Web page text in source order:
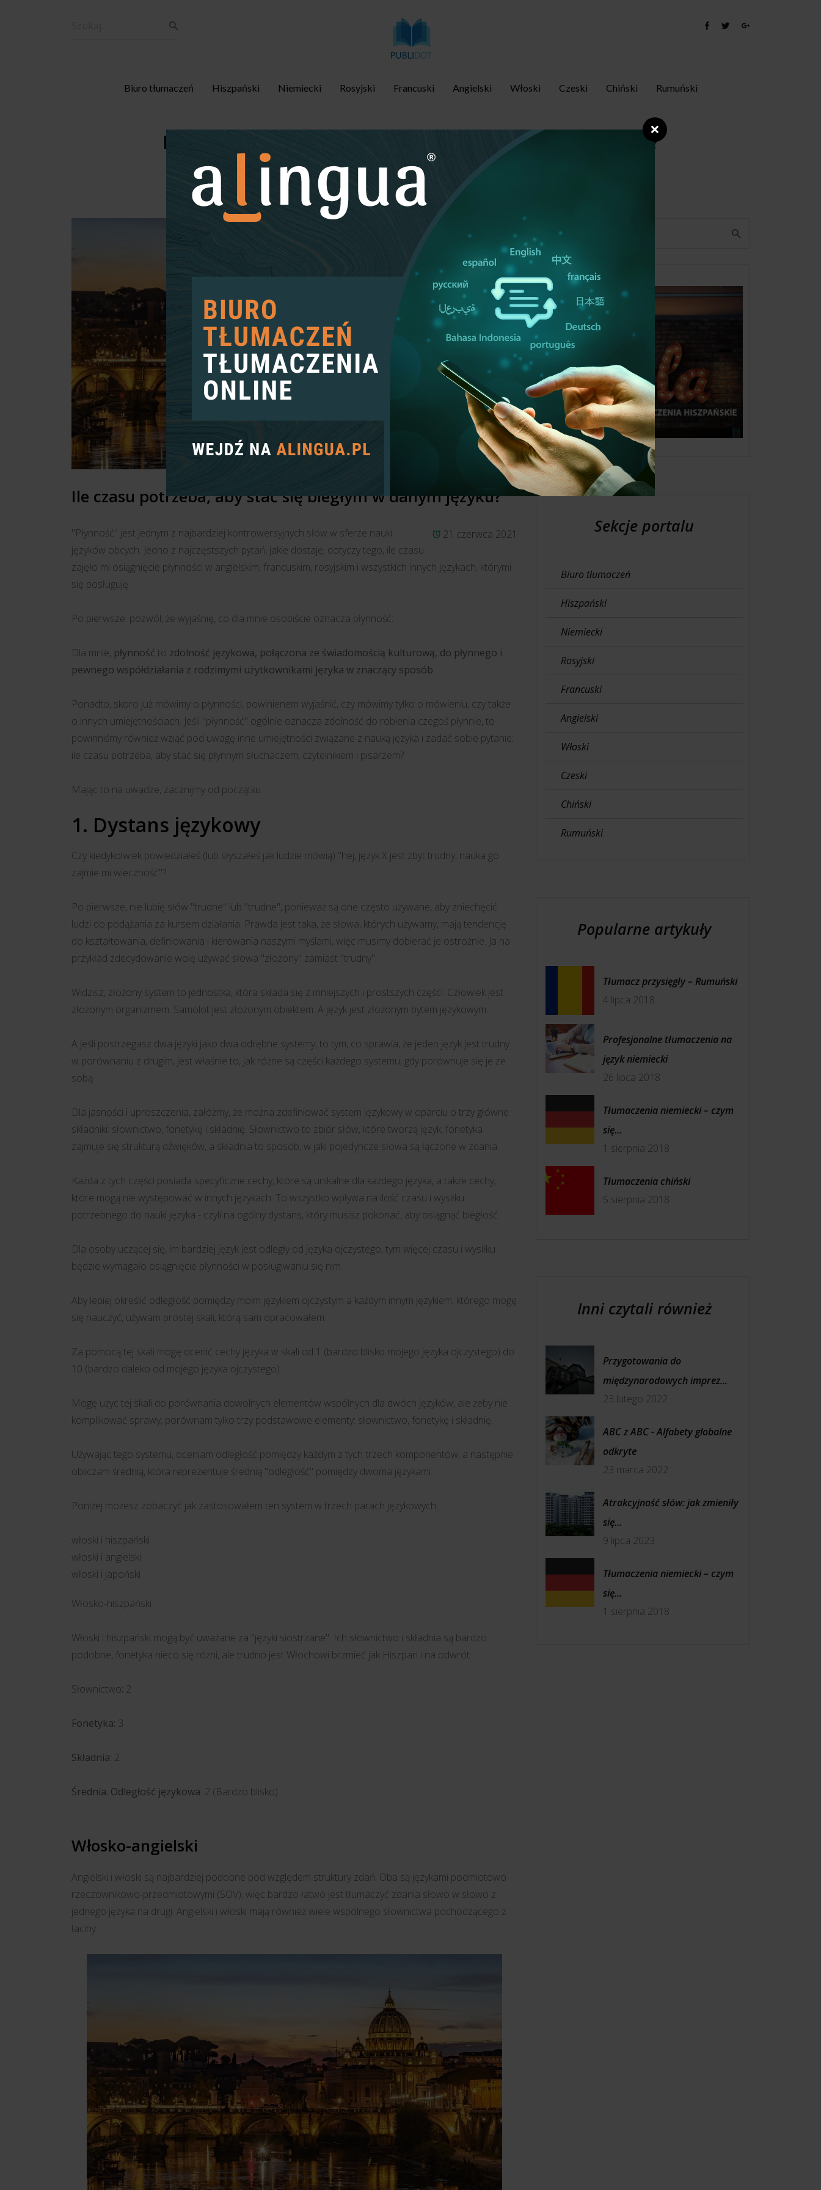
Biuro tłumaczeń Hiszpański Niemiecki Rosyjski Francuski Angielski Włoski Czeski Chiński Rumuński
Ile czasu potrzeba, aby stać się biegłym w danym języku?
Strona główna /Biuro tłumaczeń
Ile czasu potrzeba, aby stać się biegłym w danym języku?
21 czerwca 2021
"Płynność" jest jednym z najbardziej kontrowersyjnych słów w sferze nauki
języków obcych. Jedno z najczęstszych pytań, jakie dostaję, dotyczy tego, ile czasu
zajęło mi osiągnięcie płynności w angielskim, francuskim, rosyjskim i wszystkich innych językach, którymi
się posługuję.
Po pierwsze: pozwól, że wyjaśnię, co dla mnie osobiście oznacza płynność:
Dla mnie, płynność to zdolność językowa, połączona ze świadomością kulturową, do płynnego i
pewnego współdziałania z rodzimymi użytkownikami języka w znaczący sposób.
Ponadto, skoro już mówimy o płynności, powinienem wyjaśnić, czy mówimy tylko o mówieniu, czy także
o innych umiejętnościach. Jeśli "płynność" ogólnie oznacza zdolność do robienia czegoś płynnie, to
powinniśmy również wziąć pod uwagę inne umiejętności związane z nauką języka i zadać sobie pytanie:
ile czasu potrzeba, aby stać się płynnym słuchaczem, czytelnikiem i pisarzem?
Mając to na uwadze, zacznijmy od początku.
1. Dystans językowy
Czy kiedykolwiek powiedziałeś (lub słyszałeś jak ludzie mówią) "hej, język X jest zbyt trudny, nauka go
zajmie mi wieczność"?
Po pierwsze, nie lubię słów "trudne" lub "trudne", ponieważ są one często używane, aby zniechęcić
ludzi do podążania za kursem działania. Prawda jest taka, że słowa, których używamy, mają tendencję
do kształtowania, definiowania i kierowania naszymi myślami, więc musimy dobierać je ostrożnie. Ja na
przykład zdecydowanie wolę używać słowa "złożony" zamiast "trudny".
Widzisz, złożony system to jednostka, która składa się z mniejszych i prostszych części. Człowiek jest
złożonym organizmem. Samolot jest złożonym obiektem. A język jest złożonym bytem językowym.
A jeśli postrzegasz dwa języki jako dwa odrębne systemy, to tym, co sprawia, że jeden język jest trudny
w porównaniu z drugim, jest właśnie to, jak różne są części każdego systemu, gdy porównuje się je ze
sobą.
Dla jasności i uproszczenia, załóżmy, że można zdefiniować system językowy w oparciu o trzy główne
składniki: słownictwo, fonetykę i składnię. Słownictwo to zbiór słów, które tworzą język, fonetyka
zajmuje się strukturą dźwięków, a składnia to sposób, w jaki pojedyncze słowa są łączone w zdania.
Każda z tych części posiada specyficzne cechy, które są unikalne dla każdego języka, a także cechy,
które mogą nie występować w innych językach. To wszystko wpływa na ilość czasu i wysiłku
potrzebnego do nauki języka - czyli na ogólny dystans, który musisz pokonać, aby osiągnąć biegłość.
Dla osoby uczącej się, im bardziej język jest odległy od języka ojczystego, tym więcej czasu i wysiłku
będzie wymagało osiągnięcie płynności w posługiwaniu się nim.
Aby lepiej określić odległość pomiędzy moim językiem ojczystym a każdym innym językiem, którego mogę
się nauczyć, używam prostej skali, którą sam opracowałem.
Za pomocą tej skali mogę ocenić cechy języka w skali od 1 (bardzo blisko mojego języka ojczystego) do
10 (bardzo daleko od mojego języka ojczystego).
Mogę użyć tej skali do porównania dowolnych elementów wspólnych dla dwóch języków, ale żeby nie
komplikować sprawy, porównam tylko trzy podstawowe elementy: słownictwo, fonetykę i składnię.
Używając tego systemu, oceniam odległość pomiędzy każdym z tych trzech komponentów, a następnie
obliczam średnią, która reprezentuje średnią "odległość" pomiędzy dwoma językami.
Poniżej możesz zobaczyć jak zastosowałem ten system w trzech parach językowych:
włoski i hiszpański
włoski i angielski
włoski i japoński
Włosko-hiszpański
Włoski i hiszpański mogą być uważane za "języki siostrzane". Ich słownictwo i składnia są bardzo
podobne, fonetyka nieco się różni, ale trudno jest Włochowi brzmieć jak Hiszpan i na odwrót.
Słownictwo: 2
Fonetyka: 3
Składnia: 2
Średnia. Odległość językowa: 2 (Bardzo blisko)
Włosko-angielski
Angielski i włoski są najbardziej podobne pod względem struktury zdań. Oba są językami podmiotowo-
rzeczownikowo-przedmiotowymi (SOV), więc bardzo łatwo jest tłumaczyć zdania słowo w słowo z
jednego języka na drugi. Angielski i włoski mają również wiele wspólnego słownictwa pochodzącego z
łaciny.
Sekcje portalu
Biuro tłumaczeń
Hiszpański
Niemiecki
Rosyjski
Francuski
Angielski
Włoski
Czeski
Chiński
Rumuński
Popularne artykuły
Tłumacz przysięgły – Rumuński
4 lipca 2018
Profesjonalne tłumaczenia na
język niemiecki
26 lipca 2018
Tłumaczenia niemiecki – czym
się...
1 sierpnia 2018
Tłumaczenia chiński
5 sierpnia 2018
Inni czytali również
Przygotowania do
międzynarodowych imprez...
23 lutego 2022
ABC z ABC - Alfabety globalne
odkryte
23 marca 2022
Atrakcyjność słów: jak zmieniły
się...
9 lipca 2023
Tłumaczenia niemiecki – czym
się...
1 sierpnia 2018
❌